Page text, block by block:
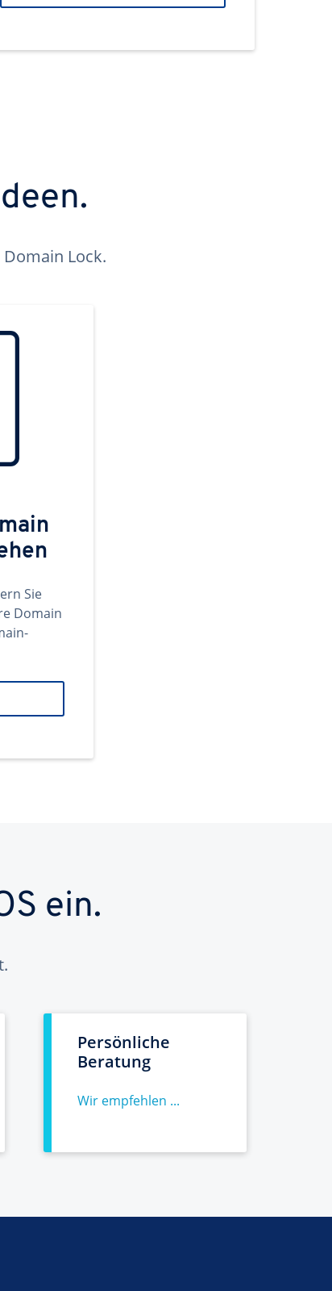
Lock.
Sie
Domain
ein.
Persönliche
Beratung
Wir empfehlen ...